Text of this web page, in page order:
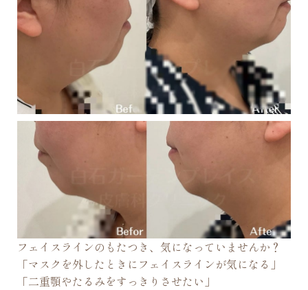
フェイスラインのもたつき、気になっていませんか？
「マスクを外したときにフェイスラインが気になる」
「二重顎やたるみをすっきりさせたい」